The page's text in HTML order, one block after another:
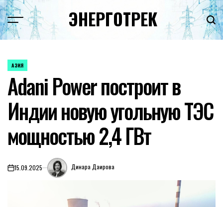
Перейти
к
содержимому
ЭНЕРГОТРЕК
ОПУБЛИКОВАНО
АЗИЯ
Adani Power построит в
Индии новую угольную ТЭС
мощностью 2,4 ГВт
on15.09.2025 Динара Даирова